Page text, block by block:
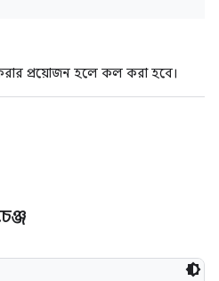
প্রয়োজন হলে কল করা হবে।